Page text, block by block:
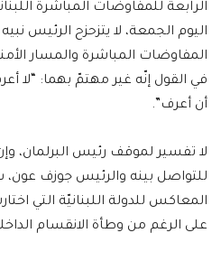
الرابعة للمفاوضات المباشرة
اليوم الجمعة، لا يتزحزح الرئيس
المفاوضات المباشرة والمسار
في القول إنّه غير مهتمّ بهما: “لا
أن أعرف”.
لا تفسير لموقف رئيس البرلمان،
للتواصل بينه والرئيس جوزف
المعاكس للدولة اللبنانيّة التي
على الرغم من وطأة الانقسام